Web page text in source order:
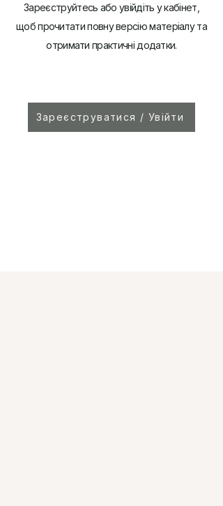
Зареєструйтесь або увійдіть у кабінет,
щоб прочитати повну версію матеріалу та
отримати практичні додатки.
Зареєструватися / Увійти